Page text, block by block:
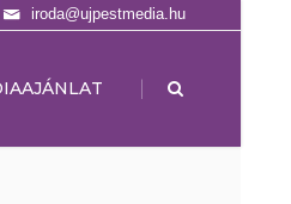
iroda@ujpestmedia.hu
|